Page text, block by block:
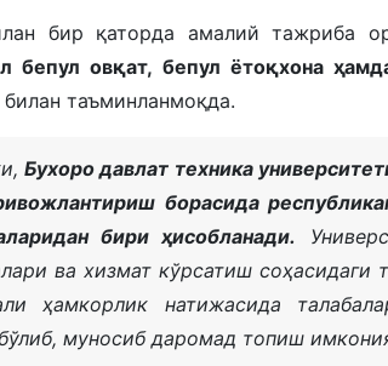
бир қаторда амалий тажриба
бепул овқат, бепул ётоқхона
билан таъминланмоқда.
Бухоро давлат техника
борасида
бири ҳисобланади.
ва хизмат кўрсатиш соҳасидаги
ҳамкорлик натижасида
муносиб даромад топиш